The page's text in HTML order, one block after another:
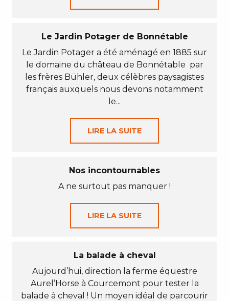
Le Jardin Potager de Bonnétable
Le Jardin Potager a été aménagé en 1885 sur
le domaine du château de Bonnétable par
les frères Bühler, deux célèbres paysagistes
français auxquels nous devons notamment
le...
LIRE LA SUITE
Nos incontournables
A ne surtout pas manquer !
LIRE LA SUITE
La balade à cheval
Aujourd’hui, direction la ferme équestre
Aurel’Horse à Courcemont pour tester la
balade à cheval ! Un moyen idéal de parcourir